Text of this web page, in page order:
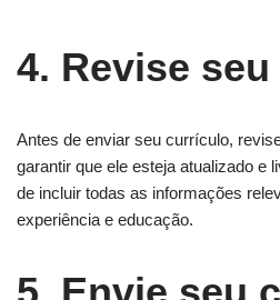
4. Revise
Antes de enviar seu currículo,
garantir que ele esteja atualizado e
de incluir todas as informações
experiência e educação.